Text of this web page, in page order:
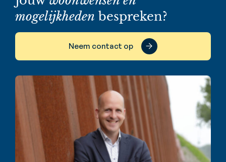
mogelijkheden bespreken?
Neem contact op